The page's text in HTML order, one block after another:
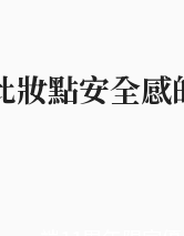
妝點安全感